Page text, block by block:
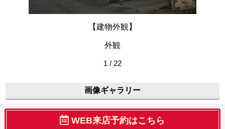
【建物外観】
外観
1 / 22
画像ギャラリー
WEB来店予約はこちら